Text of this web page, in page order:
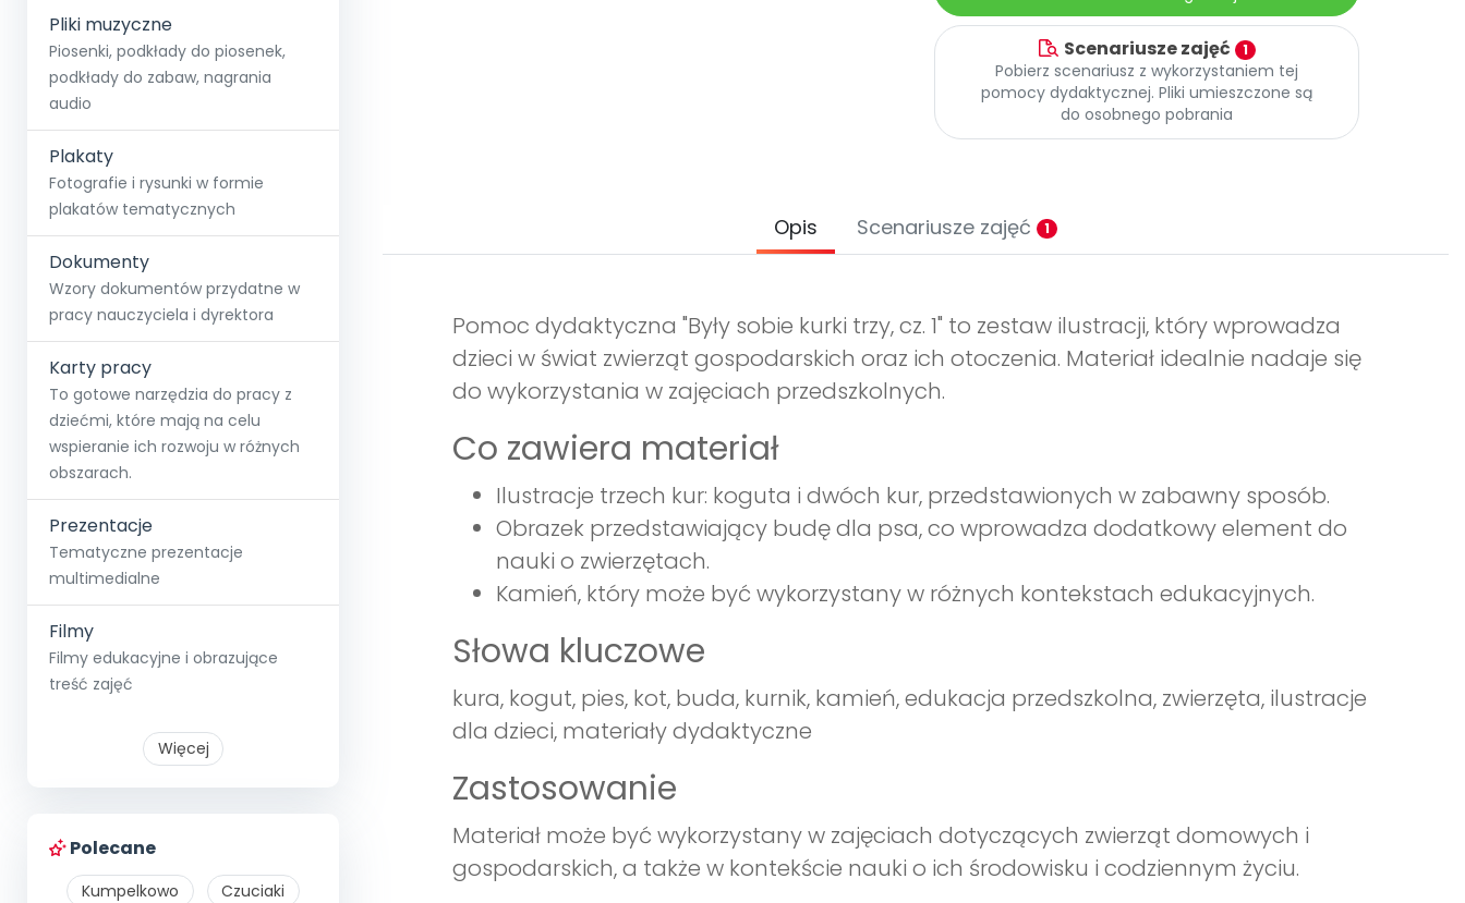
Pliki muzyczne
Piosenki, podkłady do piosenek,
podkłady do zabaw, nagrania
audio
Plakaty
Fotografie i rysunki w formie
plakatów tematycznych
Dokumenty
Wzory dokumentów przydatne w
pracy nauczyciela i dyrektora
Karty pracy
To gotowe narzędzia do pracy z
dziećmi, które mają na celu
wspieranie ich rozwoju w różnych
obszarach.
Prezentacje
Tematyczne prezentacje
multimedialne
Filmy
Filmy edukacyjne i obrazujące
treść zajęć
Więcej
Polecane
Kumpelkowo
Czuciaki
Scenariusze zajęć 1
Pobierz scenariusz z wykorzystaniem tej
pomocy dydaktycznej. Pliki umieszczone są
do osobnego pobrania
Opis Scenariusze zajęć 1
Pomoc dydaktyczna "Były sobie kurki trzy, cz. 1" to zestaw ilustracji, który wprowadza
dzieci w świat zwierząt gospodarskich oraz ich otoczenia. Materiał idealnie nadaje się
do wykorzystania w zajęciach przedszkolnych.
Co zawiera materiał
Ilustracje trzech kur: koguta i dwóch kur, przedstawionych w zabawny sposób.
Obrazek przedstawiający budę dla psa, co wprowadza dodatkowy element do
nauki o zwierzętach.
Kamień, który może być wykorzystany w różnych kontekstach edukacyjnych.
Słowa kluczowe
kura, kogut, pies, kot, buda, kurnik, kamień, edukacja przedszkolna, zwierzęta, ilustracje
dla dzieci, materiały dydaktyczne
Zastosowanie
Materiał może być wykorzystany w zajęciach dotyczących zwierząt domowych i
gospodarskich, a także w kontekście nauki o ich środowisku i codziennym życiu.